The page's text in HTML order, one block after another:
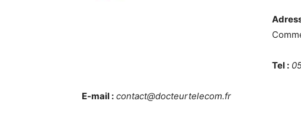
Tel :
E-mail : contact@docteurtelecom.fr